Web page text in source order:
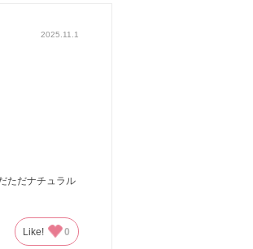
2025.11.1
ただナチュラル
Like! 0